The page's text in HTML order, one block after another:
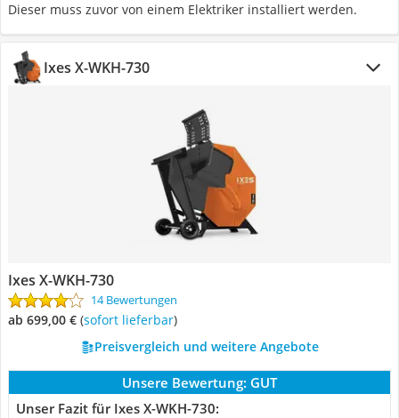
Dieser muss zuvor von einem Elektriker installiert werden.
Ixes X-WKH-730
Ixes X-WKH-730
14 Bewertungen
ab 699,00 € ( Sofort lieferbar)
Preisvergleich und weitere Angebote
Unsere Bewertung: GUT
Unser Fazit für Ixes X-WKH-730: